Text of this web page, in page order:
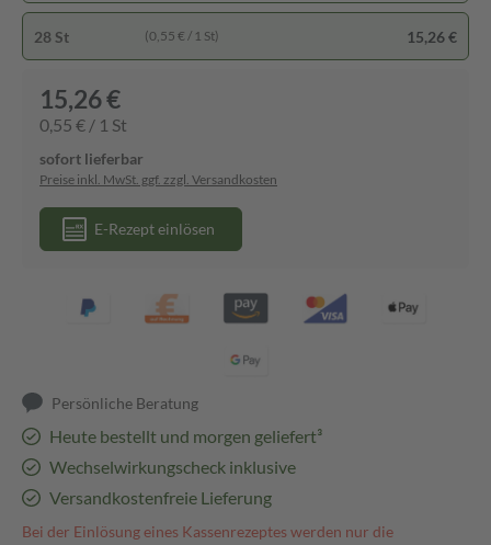
28 St (0,55 € / 1 St) 15,26 €
15,26 €
0,55 € / 1 St
sofort lieferbar
Preise inkl. MwSt. ggf. zzgl. Versandkosten
E-Rezept einlösen
Persönliche Beratung
Heute bestellt und morgen geliefert³
Wechselwirkungscheck inklusive
Versandkostenfreie Lieferung
Bei der Einlösung eines Kassenrezeptes werden nur die